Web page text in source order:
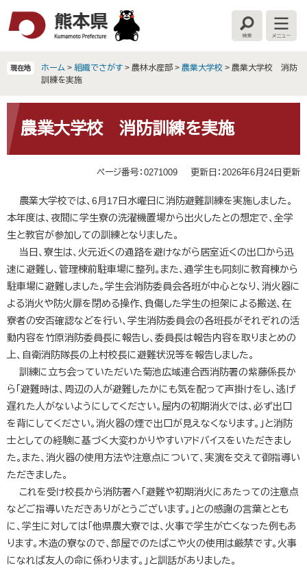
文
検
索
メ
ニ
ー
現在地 ホーム > 組織でさがす > 農林水産部 > 農業大学校 > 農業大学校 消防
訓練を実施
文 農業大学校 消防訓練を実施
ページ番号：0271009 更新日：2026年6月24日更新
農業大学校では、6月17日水曜日に消防避難訓練を実施しました。
本年度は、夜間に学生寮の洗濯機置場から出火したとの想定で、全学
生と教官が参加しての訓練となりました。
当日、寮生は、火元近くの通路を避けながら居室近くの出口から迅
速に避難し、管理棟前駐車場に整列。また、通学生も同刻に教育棟から
駐車場に避難しました。学生会消防委員会各班が中心となり、消火器に
よる消火や防火扉を閉める操作、負傷した学生の担架による搬送、在
寮者の安否確認などを行い、学生消防委員会の各班長がそれぞれの活
動内容を竹原消防委員長に報告し、委員長は報告内容を取りまとめの
上、自衛消防隊長の上村校長に避難状況等を報告しました。
訓練に立ち会っていただいた菊池広域連合西消防署の紫藤係長か
ら「避難時は、周辺の人が避難したかにも気を配って声掛けをし、逃げ
遅れた人がないようにしてください。屋内の初期消火では、必ず出口
を背にしてください。消火器の煙で出口が見えなくなります。」と消防
士としての経験に基づく大変わかりやすいアドバイスをいただきまし
た。また、消火器の使用方法や注意点について、実演を交えて御指導い
ただきました。
これを受け校長から消防署へ「避難や初期消火にあたっての注意点
などご指導いただきありがとうございます。」との感謝の言葉ととも
に、学生に対しては「他県農大寮では、火事で学生が亡くなった例もあ
ります。木造の寮なので、部屋でのたばこや火の使用は厳禁です。火事
になれば友人の命に係わります。」と訓話がありました。